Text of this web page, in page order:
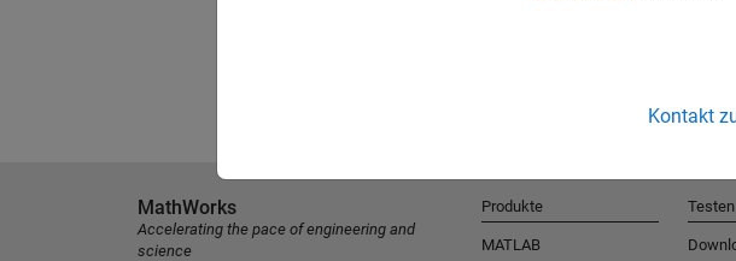
Kontakt
MathWorks
Accelerating the pace of engineering and
science
Produkte
MATLAB